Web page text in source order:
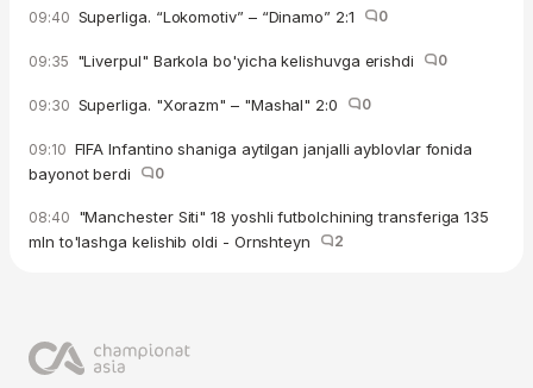
09:40 Superliga. “Lokomotiv” – “Dinamo” 2:1 0
09:35 "Liverpul" Barkola bo'yicha kelishuvga erishdi 0
09:30 Superliga. "Xorazm" – "Mashal" 2:0 0
09:10 FIFA Infantino shaniga aytilgan janjalli ayblovlar fonida
bayonot berdi
0
08:40 "Manchester Siti" 18 yoshli futbolchining transferiga 135
mln to'lashga kelishib oldi - Ornshteyn
2